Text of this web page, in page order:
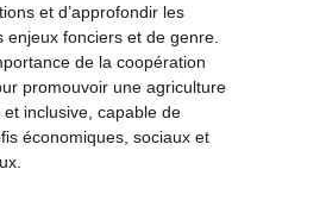
et d’approfondir les
enjeux fonciers et de genre.
de la coopération
promouvoir une agriculture
inclusive, capable de
économiques, sociaux et